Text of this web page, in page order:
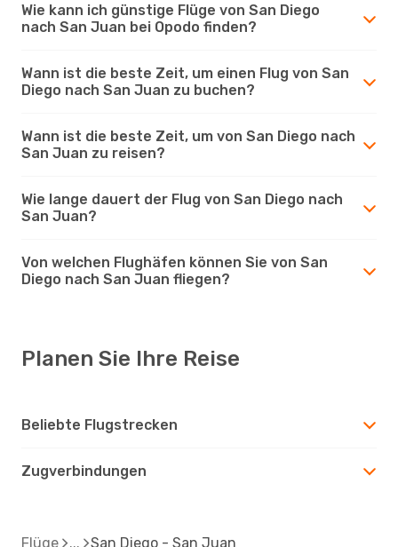
Wie kann ich günstige Flüge von San Diego
nach San Juan bei Opodo finden?
Wann ist die beste Zeit, um einen Flug von San
Diego nach San Juan zu buchen?
Wann ist die beste Zeit, um von San Diego nach
San Juan zu reisen?
Wie lange dauert der Flug von San Diego nach
San Juan?
Von welchen Flughäfen können Sie von San
Diego nach San Juan fliegen?
Planen Sie Ihre Reise
Beliebte Flugstrecken
Zugverbindungen
Flüge San Diego - San Juan